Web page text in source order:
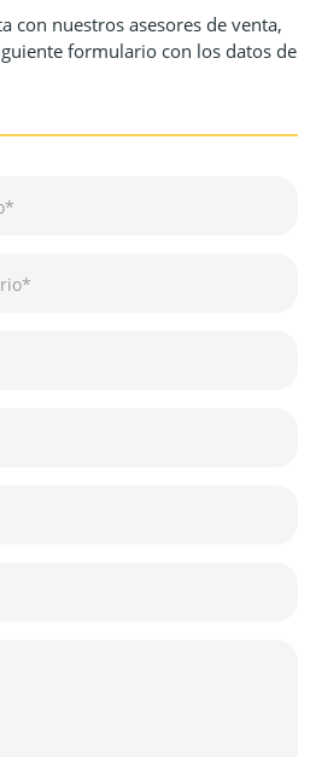
con nuestros asesores de venta,
formulario con los datos de